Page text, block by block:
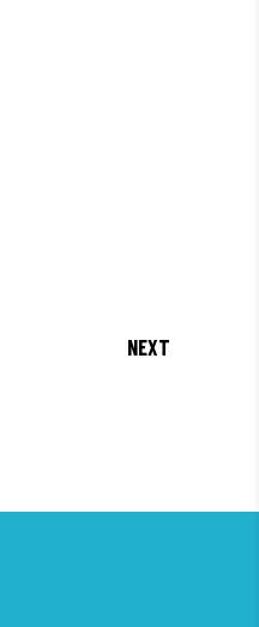
NEXT